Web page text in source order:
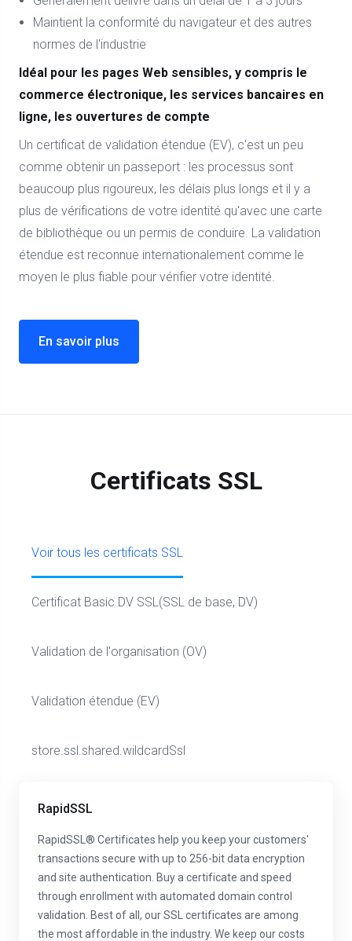
Maintient la conformité du navigateur et des autres
normes de l'industrie
Idéal pour les pages Web sensibles, y compris le
commerce électronique, les services bancaires en
ligne, les ouvertures de compte
Un certificat de validation étendue (EV), c'est un peu
comme obtenir un passeport : les processus sont
beaucoup plus rigoureux, les délais plus longs et il y a
plus de vérifications de votre identité qu'avec une carte
de bibliothèque ou un permis de conduire. La validation
étendue est reconnue internationalement comme le
moyen le plus fiable pour vérifier votre identité.
En savoir plus
Certificats SSL
Voir tous les certificats SSL
Certificat Basic DV SSL(SSL de base, DV)
Validation de l'organisation (OV)
Validation étendue (EV)
store.ssl.shared.wildcardSsl
RapidSSL
RapidSSL® Certificates help you keep your customers'
transactions secure with up to 256-bit data encryption
and site authentication. Buy a certificate and speed
through enrollment with automated domain control
validation. Best of all, our SSL certificates are among
the most affordable in the industry. We keep our costs